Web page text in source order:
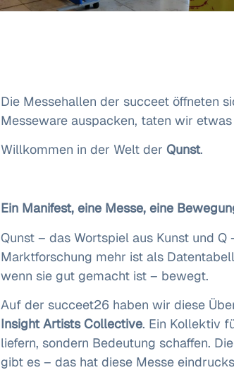
Die Messehallen der succeet öffneten
Messeware auspacken, taten wir
Willkommen in der Welt der Qunst.
Ein Manifest, eine Messe, eine
Qunst – das Wortspiel aus Kunst und
Marktforschung mehr ist als
wenn sie gut gemacht ist – bewegt.
Auf der succeet26 haben wir diese
Insight Artists Collective. Ein Kollektiv
liefern, sondern Bedeutung schaffen.
gibt es – das hat diese Messe